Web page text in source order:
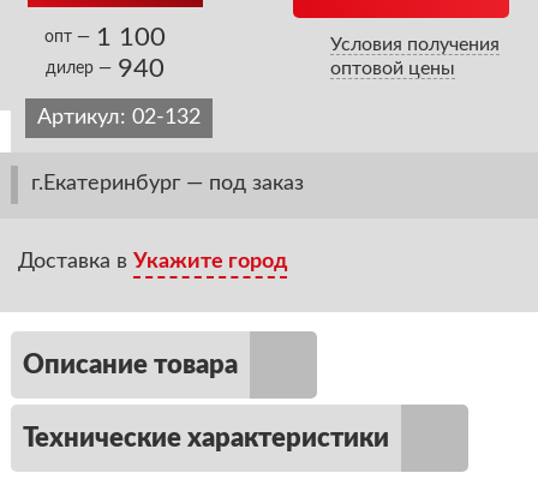
опт — 1 100
дилер — 940
Условия получения
оптовой цены
Артикул: 02-132
г.Екатеринбург — под заказ
Доставка в Укажите город
Описание товара
Технические характеристики